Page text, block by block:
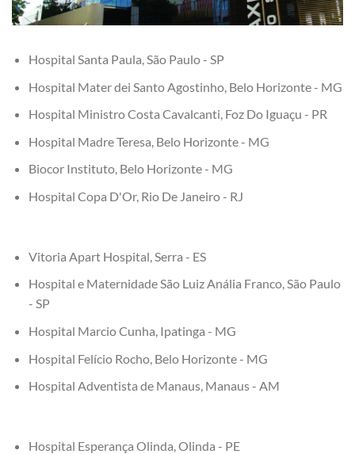
Hospital Santa Paula, São Paulo - SP
Hospital Mater dei Santo Agostinho, Belo Horizonte - MG
Hospital Ministro Costa Cavalcanti, Foz Do Iguaçu - PR
Hospital Madre Teresa, Belo Horizonte - MG
Biocor Instituto, Belo Horizonte - MG
Hospital Copa D'Or, Rio De Janeiro - RJ
Vitoria Apart Hospital, Serra - ES
Hospital e Maternidade São Luiz Anália Franco, São Paulo
- SP
Hospital Marcio Cunha, Ipatinga - MG
Hospital Felício Rocho, Belo Horizonte - MG
Hospital Adventista de Manaus, Manaus - AM
Hospital Esperança Olinda, Olinda - PE